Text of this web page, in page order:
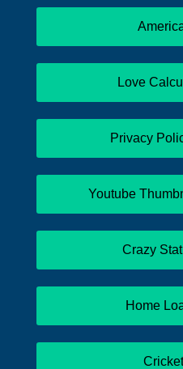
Love
Privacy
Youtube
Crazy
Home